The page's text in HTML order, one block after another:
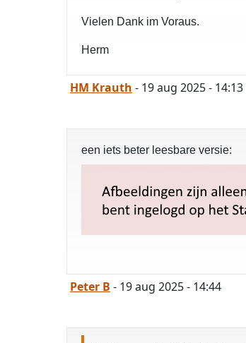
Vielen Dank im Voraus.
Herm
HM Krauth - 19 aug 2025 - 14:13
een iets beter leesbare versie:
Peter B - 19 aug 2025 - 14:44